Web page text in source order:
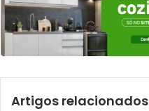
Artigos relacionados